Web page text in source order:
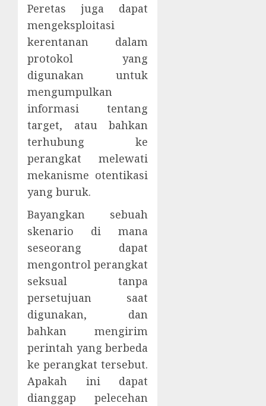
Peretas juga dapat
mengeksploitasi
kerentanan dalam
protokol yang
digunakan untuk
mengumpulkan
informasi tentang
target, atau bahkan
terhubung ke
perangkat melewati
mekanisme otentikasi
yang buruk.
Bayangkan sebuah
skenario di mana
seseorang dapat
mengontrol perangkat
seksual tanpa
persetujuan saat
digunakan, dan
bahkan mengirim
perintah yang berbeda
ke perangkat tersebut.
Apakah ini dapat
dianggap pelecehan